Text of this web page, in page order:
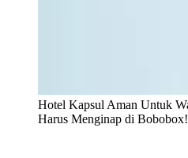
Hotel Kapsul Aman Untuk
Harus Menginap di Bobobox!